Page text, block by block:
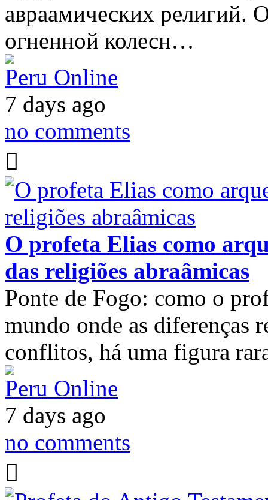
авраамических религий.
огненной колесн…
Peru Online
7 days ago
no comments
O profeta Elias como
das religiões abraâmicas
Ponte de Fogo: como o
mundo onde as diferenças
conflitos, há uma figura
Peru Online
7 days ago
no comments